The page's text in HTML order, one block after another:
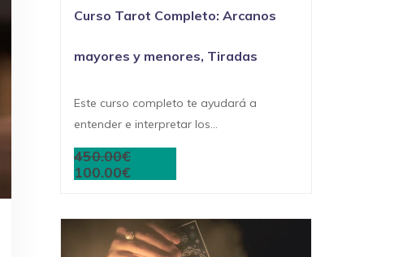
Curso Tarot Completo: Arcanos
mayores y menores, Tiradas
Este curso completo te ayudará a
entender e interpretar los...
450.00€
100.00€